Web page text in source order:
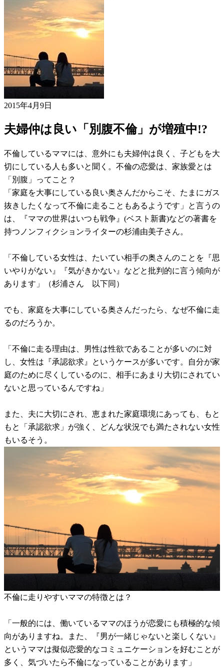
2015年4月9日
夫婦仲は良い「別腹不倫」が増殖中!?
不倫しているママには、意外にも夫婦仲は良く、子どもを大
切にしている人も多いと聞く。不倫の恋愛は、家族愛とは
「別腹」ってこと？
「家庭を大事にしている良い奥さんだからこそ、たまにガス
抜きしたくなって不倫に走ることもあるようです」と言うの
は、『ママの世界はいつも戦争』(ベスト新書)などの著書を
持つノンフィクションライターの杉浦由美子さん。
「不倫している女性は、たいてい相手の奥さんのことを『思
いやりがない』『気がきかない』などと批判的に言う傾向が
あります」（杉浦さん 以下同）
でも、家庭を大事にしている奥さんだったら、なぜ不倫に走
るのだろうか。
「不倫に走る理由は、男性は性欲であることが多いのに対
し、女性は『承認欲求』というケースが多いです。自分が家
庭のために尽くしているのに、相手にあまり大切にされてい
ないと思っているんですね」
また、夫に大切にされ、恵まれた家庭環境にあっても、もと
もと「承認欲求」が強く、どんな状況でも満たされない女性
もいるそう。
不倫に走りやすいママの特徴とは？
「一般的には、働いているママのほうが恋愛にも積極的な傾
向がありますね。また、『男が一緒じゃないと楽しくない』
というママは擬似恋愛的なコミュニケーションを好むことが
多く、気づいたら不倫になっていることがあります」